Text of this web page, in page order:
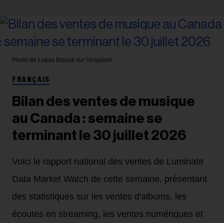
Photo de Lukas Blazek sur Unsplash
FRANÇAIS
Bilan des ventes de musique
au Canada : semaine se
terminant le 30 juillet 2026
Voici le rapport national des ventes de Luminate
Data Market Watch de cette semaine, présentant
des statistiques sur les ventes d'albums, les
écoutes en streaming, les ventes numériques et